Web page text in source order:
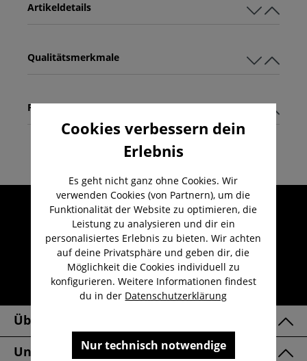
Qualitätsmerkmale
Artikeldetails
Pflegehinweise
Umfangreicher Kundenservice
Kauf auf Rechnung
Kostenloser Versand ab 29,-€
Lieferzeit 1-3 Werktage
30 Tage kostenlose Retoure
Über Uns
Unsere Marken
Cookies verbessern dein
Erlebnis
Es geht nicht ganz ohne Cookies. Wir
verwenden Cookies (von Partnern), um die
Funktionalität der Website zu optimieren, die
Leistung zu analysieren und dir ein
personalisiertes Erlebnis zu bieten. Wir achten
auf deine Privatsphäre und geben dir, die
Möglichkeit die Cookies individuell zu
konfigurieren. Weitere Informationen findest
du in der Datenschutzerklärung
Nur technisch notwendige